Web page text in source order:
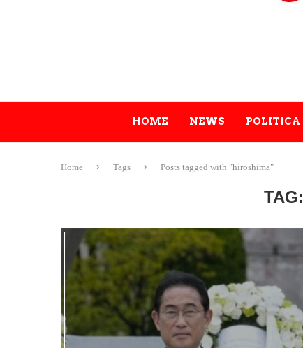
HOME NEWS POLITICA
Home Tags Posts tagged with "hiroshima"
TAG: